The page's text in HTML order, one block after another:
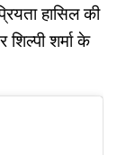
हासिल की
शर्मा के